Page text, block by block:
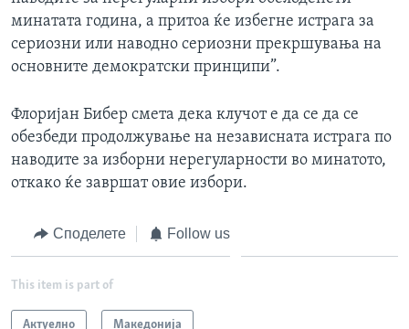
минатата година, а притоа ќе избегне истрага за
сериозни или наводно сериозни прекршувања на
основните демократски принципи”.
Флоријан Бибер смета дека клучот е да се да се
обезбеди продолжување на независната истрага по
наводите за изборни нерегуларности во минатото,
откако ќе завршат овие избори.
Споделете Follow us
This item is part of
Актуелно Македонија